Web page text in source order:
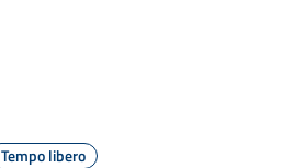
Tempo libero